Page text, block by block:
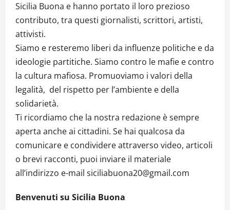
Sicilia Buona e hanno portato il loro prezioso
contributo, tra questi giornalisti, scrittori, artisti,
attivisti.
Siamo e resteremo liberi da influenze politiche e da
ideologie partitiche. Siamo contro le mafie e contro
la cultura mafiosa. Promuoviamo i valori della
legalità, del rispetto per l’ambiente e della
solidarietà.
Ti ricordiamo che la nostra redazione è sempre
aperta anche ai cittadini. Se hai qualcosa da
comunicare e condividere attraverso video, articoli
o brevi racconti, puoi inviare il materiale
all’indirizzo e-mail siciliabuona20@gmail.com
Benvenuti su Sicilia Buona